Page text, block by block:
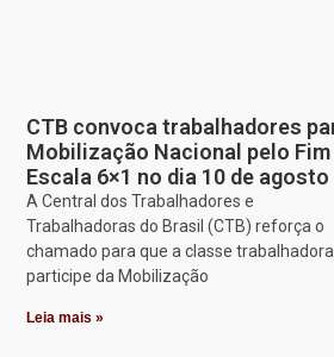
CTB convoca trabalhadores
Mobilização Nacional pelo Fim
Escala 6×1 no dia 10 de agosto
A Central dos Trabalhadores e
Trabalhadoras do Brasil (CTB) reforça o
chamado para que a classe trabalhadora
participe da Mobilização
Leia mais »